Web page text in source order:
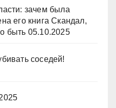
зачем была
его книга Скандал,
быть 05.10.2025
соседей!